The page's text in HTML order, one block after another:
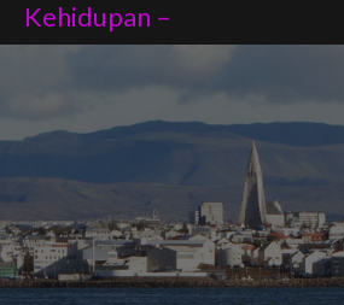
Kehidupan –